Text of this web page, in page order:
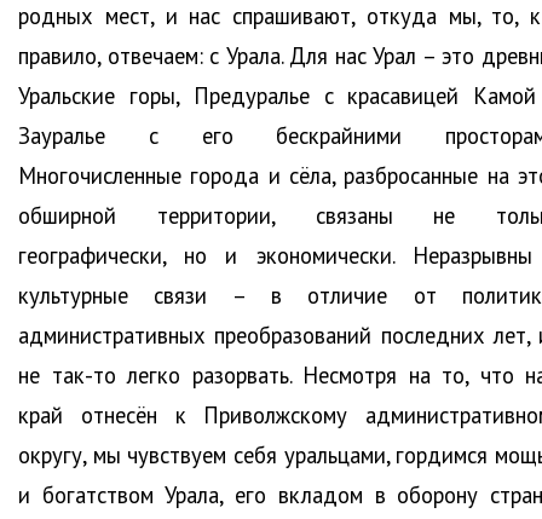
родных мест, и нас спрашивают, откуда мы, то,
правило, отвечаем: с Урала. Для нас Урал – это
Уральские горы, Предуралье с красавицей
Зауралье с его бескрайними
Многочисленные города и сёла, разбросанные на
обширной территории, связаны не
географически, но и экономически.
культурные связи – в отличие от
административных преобразований последних лет,
не так-то легко разорвать. Несмотря на то, что
край отнесён к Приволжскому
округу, мы чувствуем себя уральцами, гордимся
и богатством Урала, его вкладом в оборону